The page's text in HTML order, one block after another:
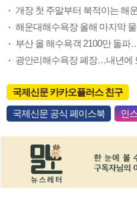
개장 첫 주말부터 북적이는 해
해운대해수욕장 올해 마지막 물
부산 올 해수욕객 2100만 돌파
광안리해수욕장 폐장…내년에
국제신문 카카오플러스 친구
국제신문 공식 페이스북 인